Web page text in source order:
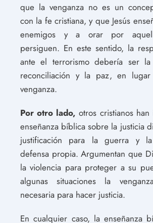
que la venganza no es un
con la fe cristiana, y que Jesús
enemigos y a orar por
persiguen. En este sentido, la
ante el terrorismo debería ser
reconciliación y la paz, en
venganza.
Por otro lado, otros cristianos
enseñanza bíblica sobre la justicia
justificación para la guerra y
defensa propia. Argumentan que
la violencia para proteger a su
algunas situaciones la
necesaria para hacer justicia.
En cualquier caso, la enseñanza